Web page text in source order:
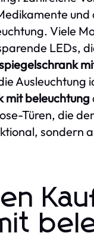
Viele
LEDs,
Ausleuchtung
mit beleuchtung
Türen, die
sondern